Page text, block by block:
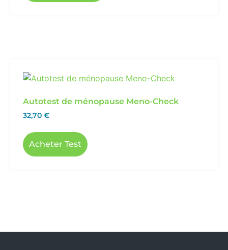
Autotest de ménopause Meno-Check
32,70 €
Acheter Test